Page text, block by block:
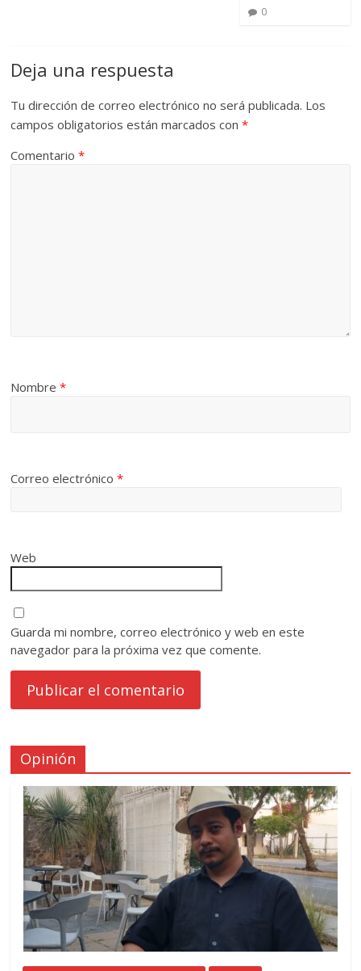
0
Deja una respuesta
Tu dirección de correo electrónico no será publicada. Los
campos obligatorios están marcados con*
Comentario*
Nombre*
Correo electrónico*
Web
Guarda mi nombre, correo electrónico y web en este
navegador para la próxima vez que comente.
Opinión